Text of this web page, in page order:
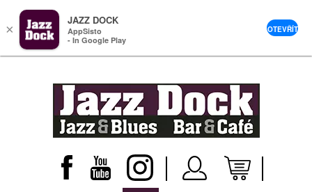
×
JAZZ DOCK
AppSisto
- In Google Play
OTEVŘÍT